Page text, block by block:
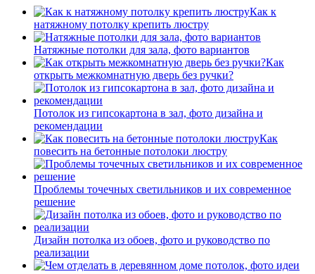
Как к
натяжному потолку крепить люстру
Натяжные потолки для зала, фото вариантов
Как
открыть межкомнатную дверь без ручки?
Потолок из гипсокартона в зал, фото дизайна и
рекомендации
Как
повесить на бетонные потолоки люстру
Проблемы точечных светильников и их современное
решение
Дизайн потолка из обоев, фото и руководство по
реализации